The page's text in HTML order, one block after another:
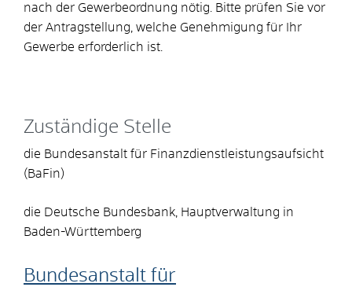
nach der Gewerbeordnung nötig. Bitte prüfen Sie vor
der Antragstellung, welche Genehmigung für Ihr
Gewerbe erforderlich ist.
Zuständige Stelle
die Bundesanstalt für Finanzdienstleistungsaufsicht
(BaFin)
die Deutsche Bundesbank, Hauptverwaltung in
Baden-Württemberg
Bundesanstalt für